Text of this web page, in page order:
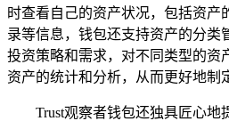
时查看自己的资产状况，包括资产
录等信息，钱包还支持资产的分类
投资策略和需求，对不同类型的资
资产的统计和分析，从而更好地制
Trust观察者钱包还独具匠心地